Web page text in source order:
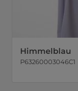
Himmelblau
P63260003046C1